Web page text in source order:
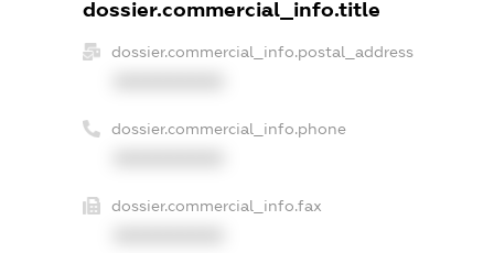
dossier.commercial_info.title
dossier.commercial_info.postal_address
dossier.commercial_info.phone
dossier.commercial_info.fax